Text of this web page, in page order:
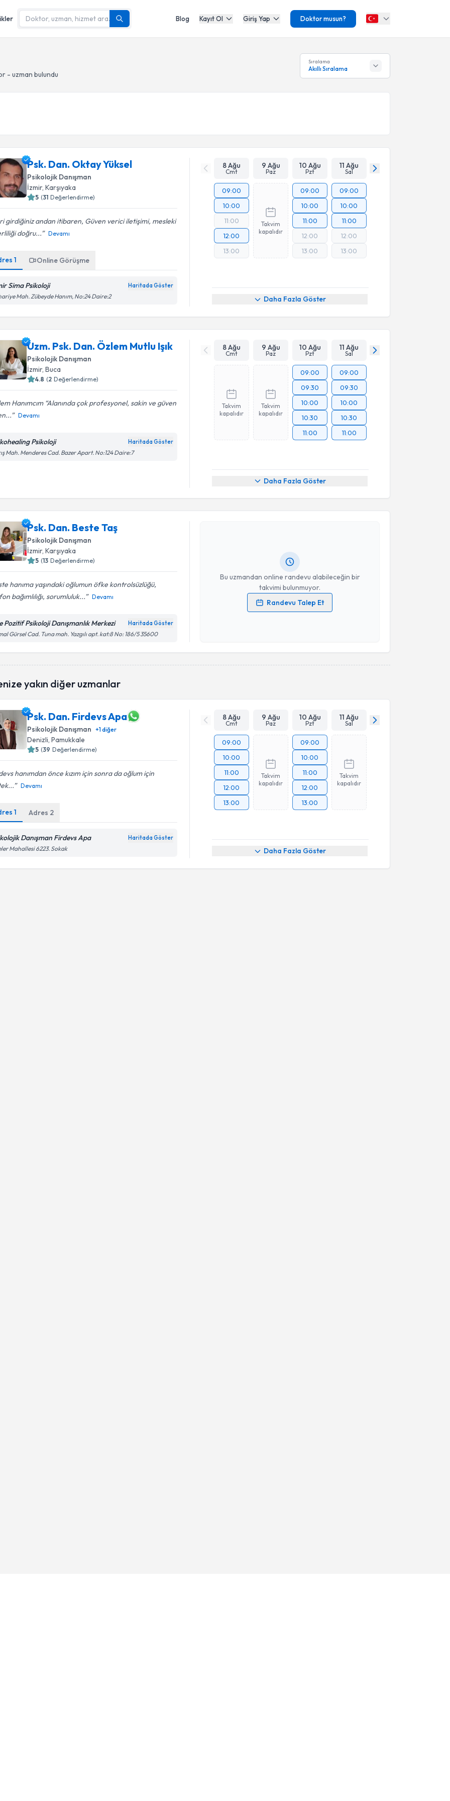
Blog Kayıt Ol Giriş Yap Doktor musun?
- uzman bulundu
Sıralama
Akıllı Sıralama
Psk. Dan. Oktay Yüksel
Psikolojik Danışman
İzmir, Karşıyaka
5 (31 Değerlendirme)
girdiğiniz andan itibaren, Güven verici iletişimi, mesleki
doğru...
Devamı
1 Online Görüşme
Sima Psikoloji Haritada Göster
Mah. Zübeyde Hanım, No:24 Daire:2
8 Ağu
Cmt
9 Ağu
Paz
10 Ağu
Pzt
11 Ağu
Sal
09:00
10:00
11:00
12:00
13:00
Takvim
kapalıdır
09:00
10:00
11:00
12:00
13:00
09:00
10:00
11:00
12:00
13:00
Daha Fazla Göster
Uzm. Psk. Dan. Özlem Mutlu Işık
Psikolojik Danışman
İzmir, Buca
4.8 (2 Değerlendirme)
Hanımcım “Alanında çok profesyonel, sakin ve güven
Devamı
Psikoloji Haritada Göster
Mah. Menderes Cad. Bazer Apart. No:124 Daire:7
8 Ağu
Cmt
9 Ağu
Paz
10 Ağu
Pzt
11 Ağu
Sal
Takvim
kapalıdır
Takvim
kapalıdır
09:00
09:30
10:00
10:30
11:00
09:00
09:30
10:00
10:30
11:00
Daha Fazla Göster
Psk. Dan. Beste Taş
Psikolojik Danışman
İzmir, Karşıyaka
5 (13 Değerlendirme)
hanıma yaşındaki oğlumun öfke kontrolsüzlüğü,
bağımlılığı, sorumluluk...
Devamı
Pozitif Psikoloji Danışmanlık Merkezi Haritada Göster
Gürsel Cad. Tuna mah. Yazgılı apt. kat:8 No: 186/5 35600
Bu uzmandan online randevu alabileceğin bir
takvimi bulunmuyor.
Randevu Talep Et
Randevu Takvimi Talebi
Psk. Dan. Beste Taş
Kişisel verilerimin işlenmesine ilişkinAydınlatma Metni
Takvim Talebini Gönder
yakın diğer uzmanlar
Psk. Dan. Firdevs Apa
Psikolojik Danışman +1diğer
Denizli, Pamukkale
5 (39 Değerlendirme)
hanımdan önce kızım için sonra da oğlum için
Devamı
1 Adres 2
Danışman Firdevs Apa Haritada Göster
Mahallesi 6223. Sokak
8 Ağu
Cmt
9 Ağu
Paz
10 Ağu
Pzt
11 Ağu
Sal
09:00
10:00
11:00
12:00
13:00
Takvim
kapalıdır
09:00
10:00
11:00
12:00
13:00
Takvim
kapalıdır
Daha Fazla Göster